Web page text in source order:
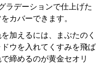
ラデーションで仕上げた
カバーできます。
加えるには、まぶたのく
ウを入れてくすみを飛ば
締めるのが黄金セオリ